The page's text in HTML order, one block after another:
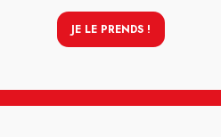
JE LE PRENDS !